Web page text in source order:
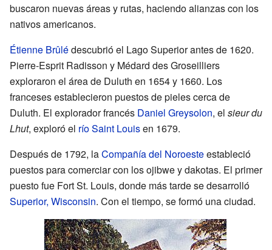
buscaron nuevas áreas y rutas, haciendo alianzas con los
nativos americanos.
Étienne Brûlédescubrió el Lago Superior antes de 1620.
Pierre-Esprit Radisson y Médard des Groseilliers
exploraron el área de Duluth en 1654 y 1660. Los
franceses establecieron puestos de pieles cerca de
Duluth. El explorador francés Daniel Greysolon, el sieur du
Lhut, exploró el río Saint Louisen 1679.
Después de 1792, laCompañía del Noroesteestableció
puestos para comerciar con los ojibwe y dakotas. El primer
puesto fue Fort St. Louis, donde más tarde se desarrolló
Superior, Wisconsin. Con el tiempo, se formó una ciudad.